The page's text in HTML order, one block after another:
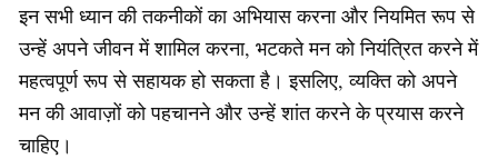
इन सभी ध्यान की तकनीकों का अभियास करना और नियमित रूप से
उन्हें अपने जीवन में शामिल करना, भटकते मन को नियंत्रित करने में
महत्वपूर्ण रूप से सहायक हो सकता है। इसलिए, व्यक्ति को अपने
मन की आवाज़ों को पहचानने और उन्हें शांत करने के प्रयास करने
चाहिए।